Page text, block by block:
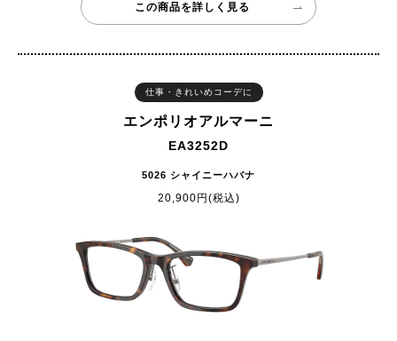
この商品を詳しく見る
仕事・きれいめコーデに
エンポリオアルマーニ
EA3252D
5026 シャイニーハバナ
20,900円(税込)